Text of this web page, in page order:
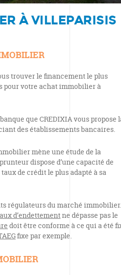
À VILLEPARISIS
trouver le financement le plus
pour votre achat immobilier à
que CREDIXIA vous propose
des établissements bancaires.
mène une étude de la
dispose d’une capacité de
de crédit le plus adapté à sa
régulateurs du marché immobilier.
d’endettementne dépasse pas le
doit être conforme à ce qui a été
fixe par exemple.